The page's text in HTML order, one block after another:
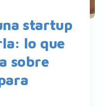
startup
lo que
sobre